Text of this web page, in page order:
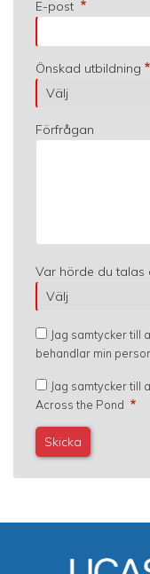
E-post
Önskad utbildning
Förfrågan
Var hörde du talas
Jag samtycker till
behandlar min
Jag samtycker till
Across the Pond